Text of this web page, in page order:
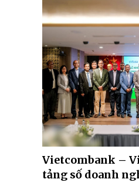
Vietcombank –
tảng số doanh